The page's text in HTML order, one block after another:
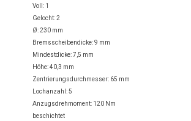
Voll: 1
Gelocht: 2
Ø: 230 mm
Bremsscheibendicke: 9 mm
Mindestdicke: 7,5 mm
Höhe: 40,3 mm
Zentrierungsdurchmesser: 65 mm
Lochanzahl: 5
Anzugsdrehmoment: 120 Nm
beschichtet